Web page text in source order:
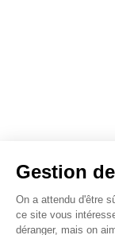
Raison sociale : SUD
SIREN: 814514188 -